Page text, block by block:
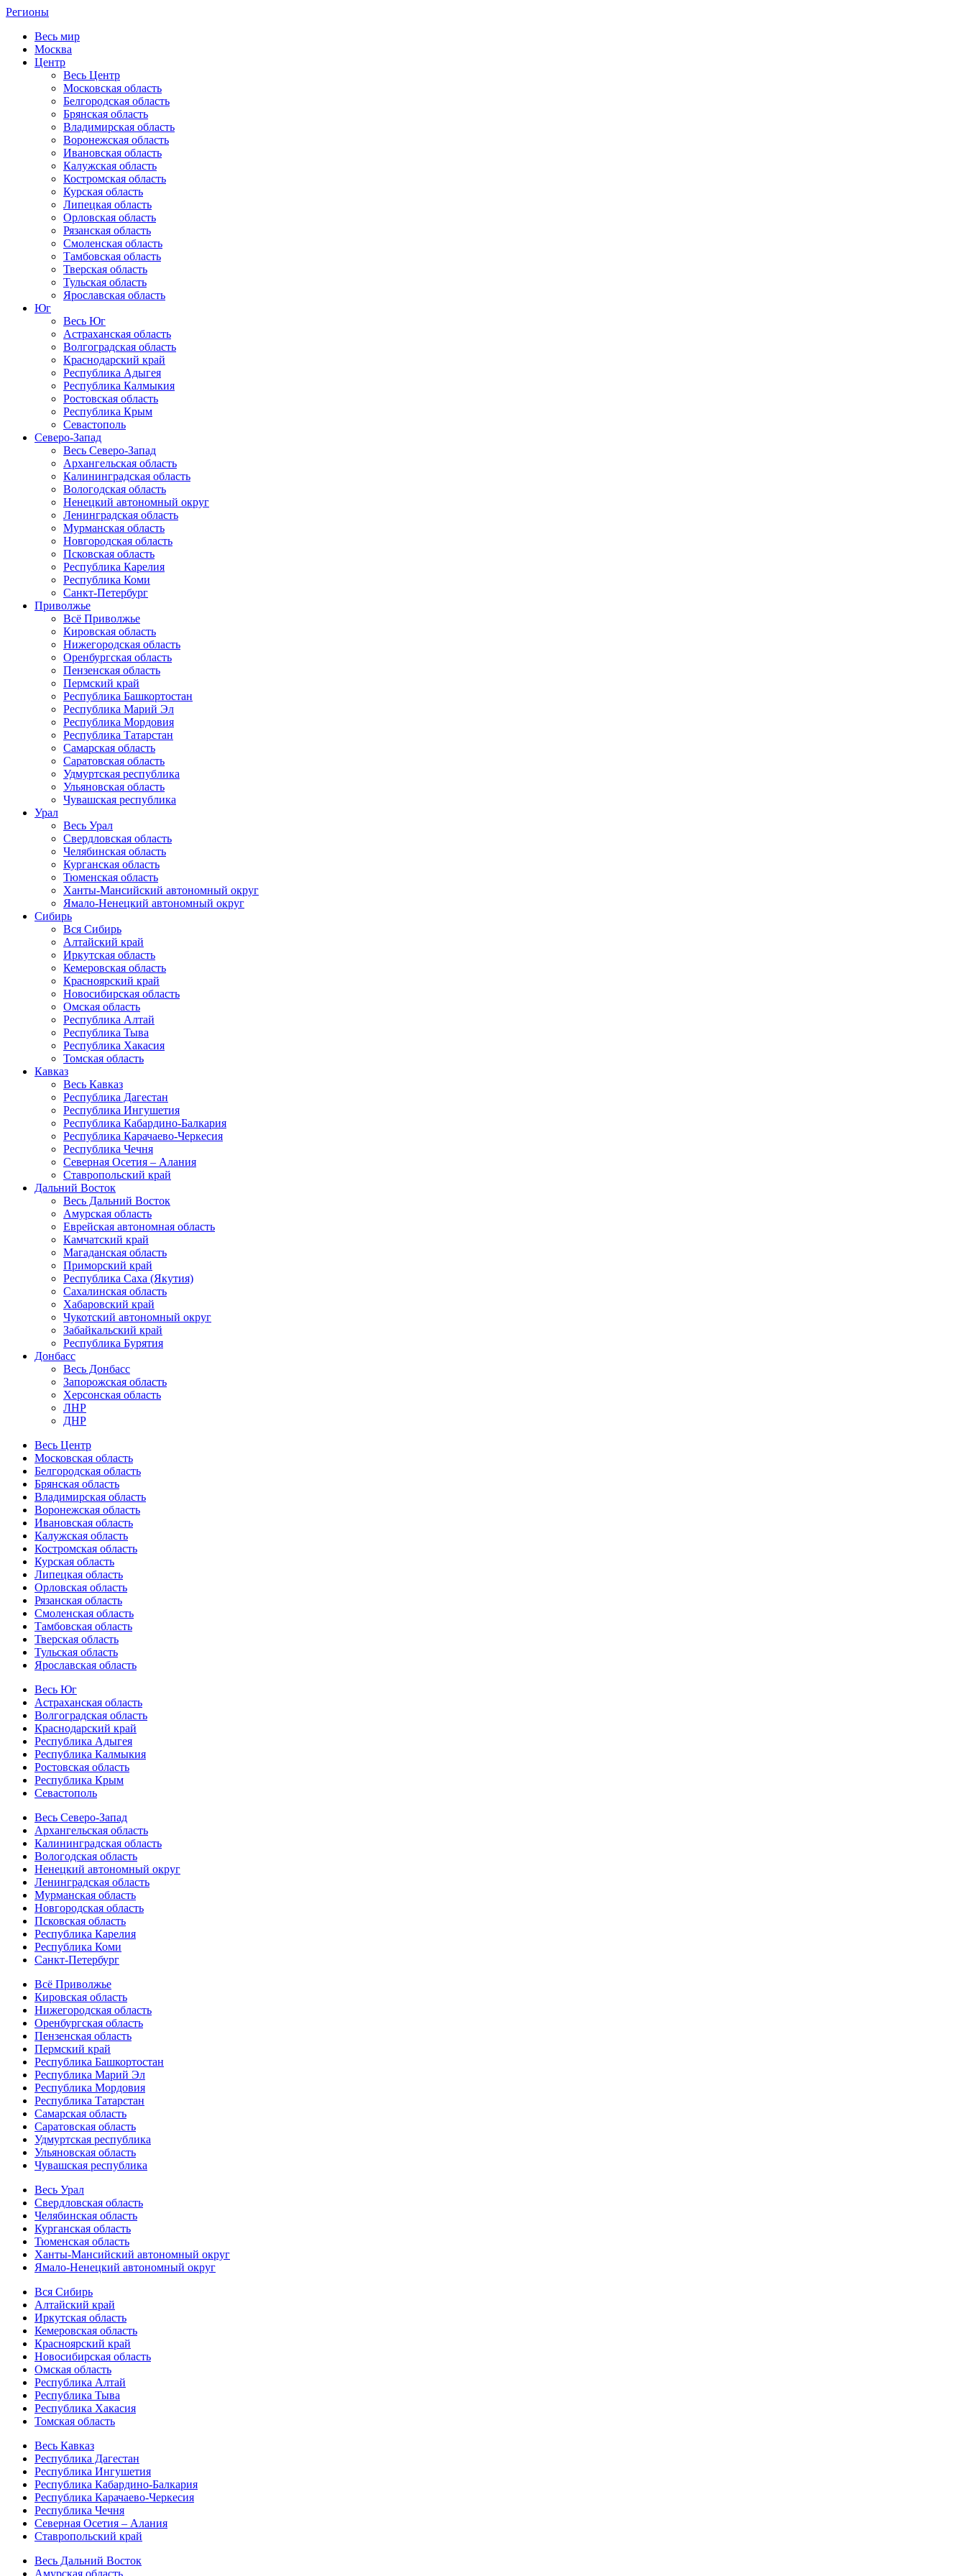
Регионы
Весь мир
Москва
Центр
Весь Центр
Московская область
Белгородская область
Брянская область
Владимирская область
Воронежская область
Ивановская область
Калужская область
Костромская область
Курская область
Липецкая область
Орловская область
Рязанская область
Смоленская область
Тамбовская область
Тверская область
Тульская область
Ярославская область
Юг
Весь Юг
Астраханская область
Волгоградская область
Краснодарский край
Республика Адыгея
Республика Калмыкия
Ростовская область
Республика Крым
Севастополь
Северо-Запад
Весь Северо-Запад
Архангельская область
Калининградская область
Вологодская область
Ненецкий автономный округ
Ленинградская область
Мурманская область
Новгородская область
Псковская область
Республика Карелия
Республика Коми
Санкт-Петербург
Приволжье
Всё Приволжье
Кировская область
Нижегородская область
Оренбургская область
Пензенская область
Пермский край
Республика Башкортостан
Республика Марий Эл
Республика Мордовия
Республика Татарстан
Самарская область
Саратовская область
Удмуртская республика
Ульяновская область
Чувашская республика
Урал
Весь Урал
Свердловская область
Челябинская область
Курганская область
Тюменская область
Ханты-Мансийский автономный округ
Ямало-Ненецкий автономный округ
Сибирь
Вся Сибирь
Алтайский край
Иркутская область
Кемеровская область
Красноярский край
Новосибирская область
Омская область
Республика Алтай
Республика Тыва
Республика Хакасия
Томская область
Кавказ
Весь Кавказ
Республика Дагестан
Республика Ингушетия
Республика Кабардино-Балкария
Республика Карачаево-Черкесия
Республика Чечня
Северная Осетия – Алания
Ставропольский край
Дальний Восток
Весь Дальний Восток
Амурская область
Еврейская автономная область
Камчатский край
Магаданская область
Приморский край
Республика Саха (Якутия)
Сахалинская область
Хабаровский край
Чукотский автономный округ
Забайкальский край
Республика Бурятия
Донбасс
Весь Донбасс
Запорожская область
Херсонская область
ЛНР
ДНР
Весь Центр
Московская область
Белгородская область
Брянская область
Владимирская область
Воронежская область
Ивановская область
Калужская область
Костромская область
Курская область
Липецкая область
Орловская область
Рязанская область
Смоленская область
Тамбовская область
Тверская область
Тульская область
Ярославская область
Весь Юг
Астраханская область
Волгоградская область
Краснодарский край
Республика Адыгея
Республика Калмыкия
Ростовская область
Республика Крым
Севастополь
Весь Северо-Запад
Архангельская область
Калининградская область
Вологодская область
Ненецкий автономный округ
Ленинградская область
Мурманская область
Новгородская область
Псковская область
Республика Карелия
Республика Коми
Санкт-Петербург
Всё Приволжье
Кировская область
Нижегородская область
Оренбургская область
Пензенская область
Пермский край
Республика Башкортостан
Республика Марий Эл
Республика Мордовия
Республика Татарстан
Самарская область
Саратовская область
Удмуртская республика
Ульяновская область
Чувашская республика
Весь Урал
Свердловская область
Челябинская область
Курганская область
Тюменская область
Ханты-Мансийский автономный округ
Ямало-Ненецкий автономный округ
Вся Сибирь
Алтайский край
Иркутская область
Кемеровская область
Красноярский край
Новосибирская область
Омская область
Республика Алтай
Республика Тыва
Республика Хакасия
Томская область
Весь Кавказ
Республика Дагестан
Республика Ингушетия
Республика Кабардино-Балкария
Республика Карачаево-Черкесия
Республика Чечня
Северная Осетия – Алания
Ставропольский край
Весь Дальний Восток
Амурская область